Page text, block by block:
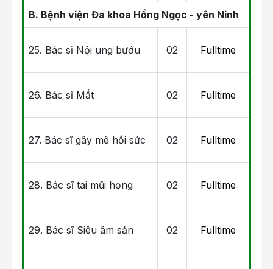
B. Bệnh viện Đa khoa Hồng Ngọc - yên Ninh
25. Bác sĩ Nội ung bướu 02 Fulltime
26. Bác sĩ Mắt 02 Fulltime
27. Bác sĩ gây mê hồi sức 02 Fulltime
28. Bác sĩ tai mũi họng 02 Fulltime
29. Bác sĩ Siêu âm sản 02 Fulltime